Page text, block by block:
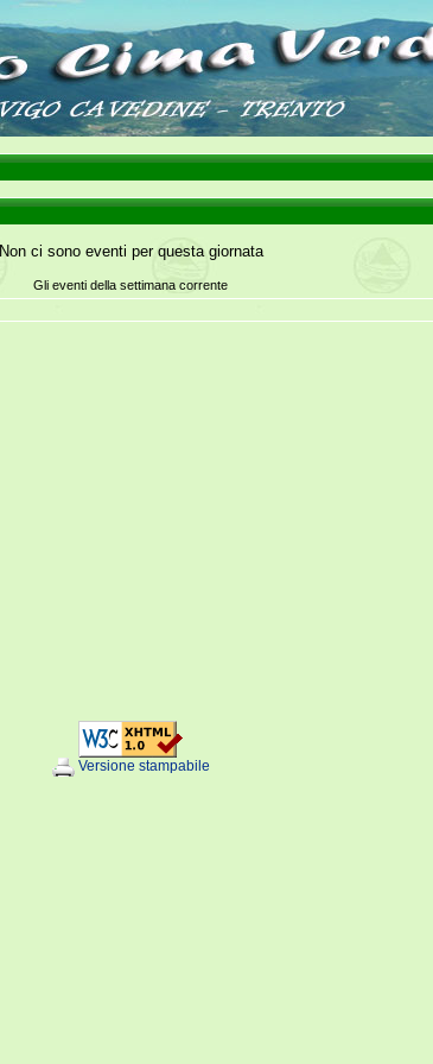
Non ci sono eventi per questa giornata
Gli eventi della settimana corrente
Versione stampabile